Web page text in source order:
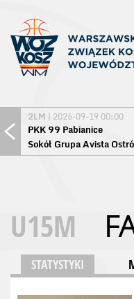
2LM | 2026-09-19 00:00
PKK 99 Pabianice
U15M
STATYSTYKI